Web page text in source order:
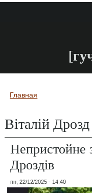
Вы здесь
Главная
Віталій Дрозд
Непристойне
Дроздів
пн, 22/12/2025 - 14:40